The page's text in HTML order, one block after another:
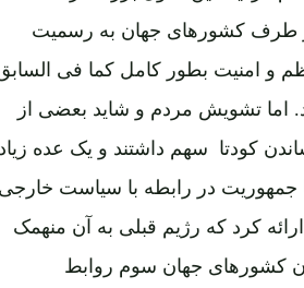
طرف کشورهای جهان به رسمیت
و امنیت بطور کامل کما فی السابق
اما تشویش مردم و شاید بعضی از
کودتا سهم داشتند و یک عده زیاد
جمهوریت در رابطه با سیاست خارجی
کرد که رژیم قبلی به آن منهمک
کشورهای جهان سوم روابط